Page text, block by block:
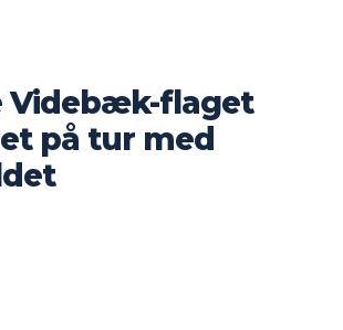
Videbæk-flaget
på tur med